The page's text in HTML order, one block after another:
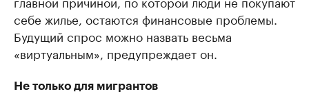
себе жилье, остаются финансовые проблемы.
Будущий спрос можно назвать весьма
«виртуальным», предупреждает он.
Не только для мигрантов